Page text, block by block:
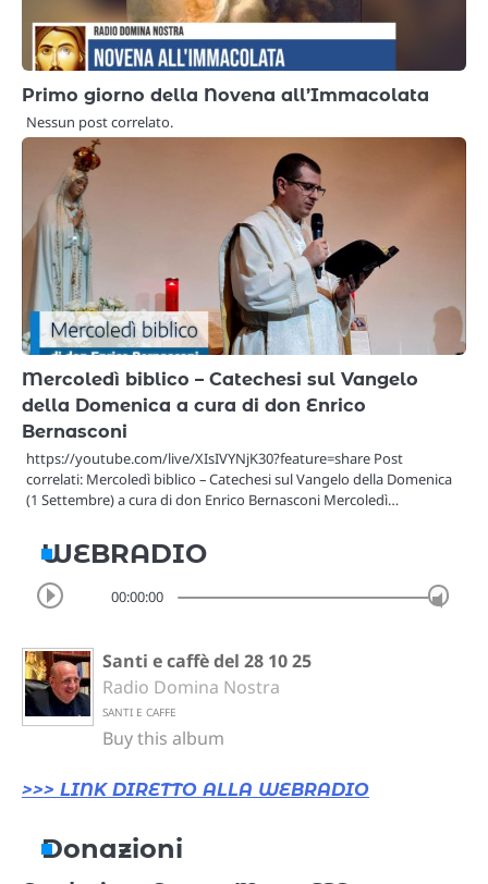
Primo giorno della Novena all’Immacolata
Nessun post correlato.
Mercoledì biblico – Catechesi sul Vangelo
della Domenica a cura di don Enrico
Bernasconi
https://youtube.com/live/XIsIVYNjK30?feature=share Post
correlati: Mercoledì biblico – Catechesi sul Vangelo della Domenica
(1 Settembre) a cura di don Enrico Bernasconi Mercoledì…
WEBRADIO
00:00:00
Santi e caffè del 28 10 25
Radio Domina Nostra
SANTI E CAFFE
Buy this album
>>> LINK DIRETTO ALLA WEBRADIO
Donazioni